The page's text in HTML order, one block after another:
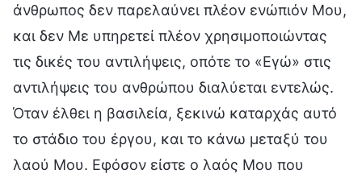
άνθρωπος δεν παρελαύνει πλέον ενώπιόν Μου,
και δεν Με υπηρετεί πλέον χρησιμοποιώντας
τις δικές του αντιλήψεις, οπότε το «Εγώ» στις
αντιλήψεις του ανθρώπου διαλύεται εντελώς.
Όταν έλθει η βασιλεία, ξεκινώ καταρχάς αυτό
το στάδιο του έργου, και το κάνω μεταξύ του
λαού Μου. Εφόσον είστε ο λαός Μου που